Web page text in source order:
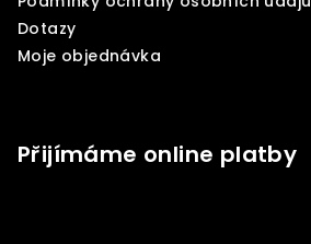
Dotazy
Moje objednávka
Přijímáme online platby